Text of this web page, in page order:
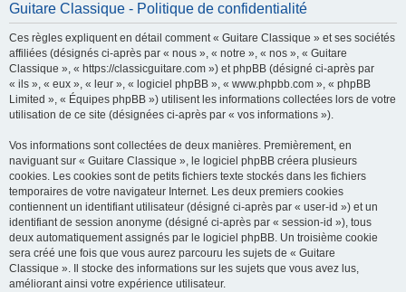
Guitare Classique - Politique de confidentialité
Ces règles expliquent en détail comment « Guitare Classique » et ses sociétés
affiliées (désignés ci-après par « nous », « notre », « nos », « Guitare
Classique », « https://classicguitare.com ») et phpBB (désigné ci-après par
« ils », « eux », « leur », « logiciel phpBB », « www.phpbb.com », « phpBB
Limited », « Équipes phpBB ») utilisent les informations collectées lors de votre
utilisation de ce site (désignées ci-après par « vos informations »).
Vos informations sont collectées de deux manières. Premièrement, en
naviguant sur « Guitare Classique », le logiciel phpBB créera plusieurs
cookies. Les cookies sont de petits fichiers texte stockés dans les fichiers
temporaires de votre navigateur Internet. Les deux premiers cookies
contiennent un identifiant utilisateur (désigné ci-après par « user-id ») et un
identifiant de session anonyme (désigné ci-après par « session-id »), tous
deux automatiquement assignés par le logiciel phpBB. Un troisième cookie
sera créé une fois que vous aurez parcouru les sujets de « Guitare
Classique ». Il stocke des informations sur les sujets que vous avez lus,
améliorant ainsi votre expérience utilisateur.